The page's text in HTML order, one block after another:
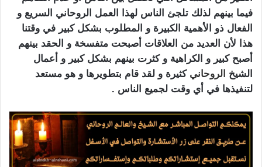
فيما بينهم لذلك تلجئ الناس لهذا العمل الروحاني السريع و
الفعال ذو الأهمية الكبيرة و المطلوب بشكل كبير في وقتنا
هذا لأن العديد من العلاقات أصبحت متفسخة و الحقد بينهم
أصبح كبير و الكراهية و كثرت بينهم بشكل كبير و أعمال
الشيخ الروحاني كثيرة و لقد قام بتطويرها و هو مستعد
لتنفيذها في أي وقت لجميع الناس .